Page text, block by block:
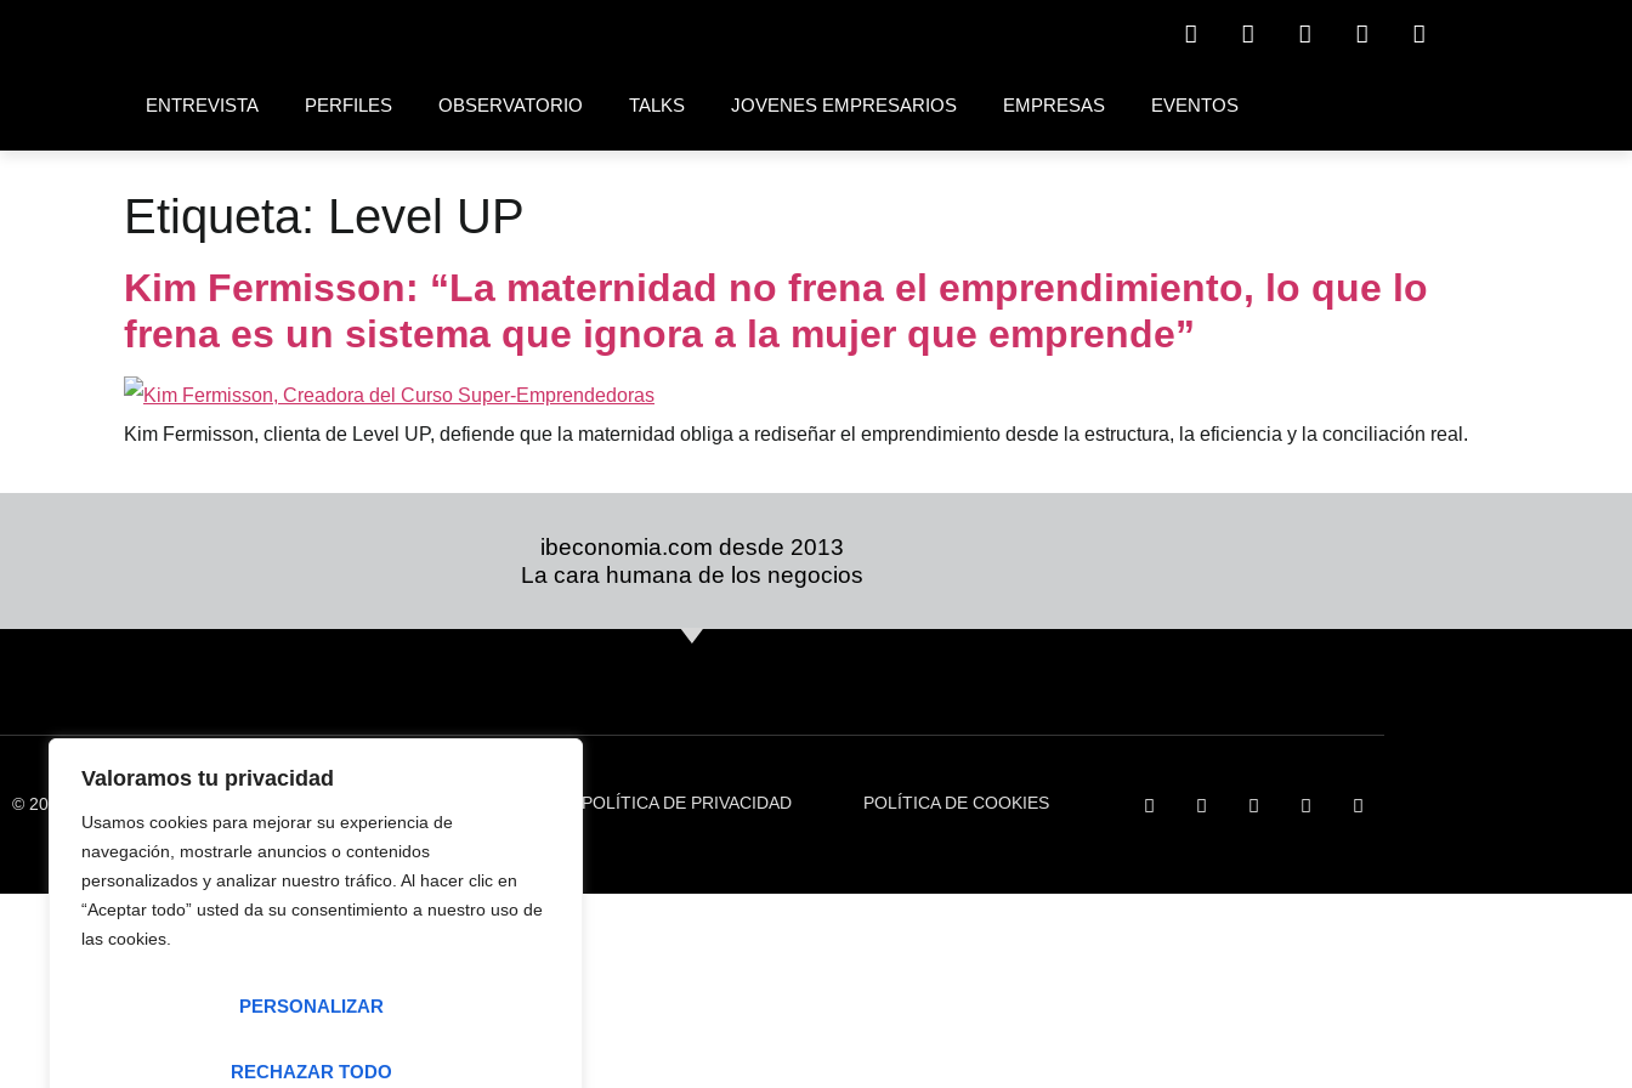
Valoramos tu privacidad
Usamos cookies para mejorar su experiencia de
navegación, mostrarle anuncios o contenidos
personalizados y analizar nuestro tráfico. Al hacer clic en
“Aceptar todo” usted da su consentimiento a nuestro uso de
las cookies.
PERSONALIZAR
RECHAZAR TODO
ENTREVISTA PERFILES OBSERVATORIO TALKS JOVENES EMPRESARIOS EMPRESAS EVENTOS
Etiqueta: Level UP
Kim Fermisson: “La maternidad no frena el emprendimiento, lo que lo
frena es un sistema que ignora a la mujer que emprende”
Kim Fermisson, clienta de Level UP, defiende que la maternidad obliga a rediseñar el emprendimiento desde la estructura, la eficiencia y la conciliación real.
ibeconomia.com desde 2013
La cara humana de los negocios
© 2026 Todos los derechos reservados POLÍTICA DE PRIVACIDAD POLÍTICA DE COOKIES